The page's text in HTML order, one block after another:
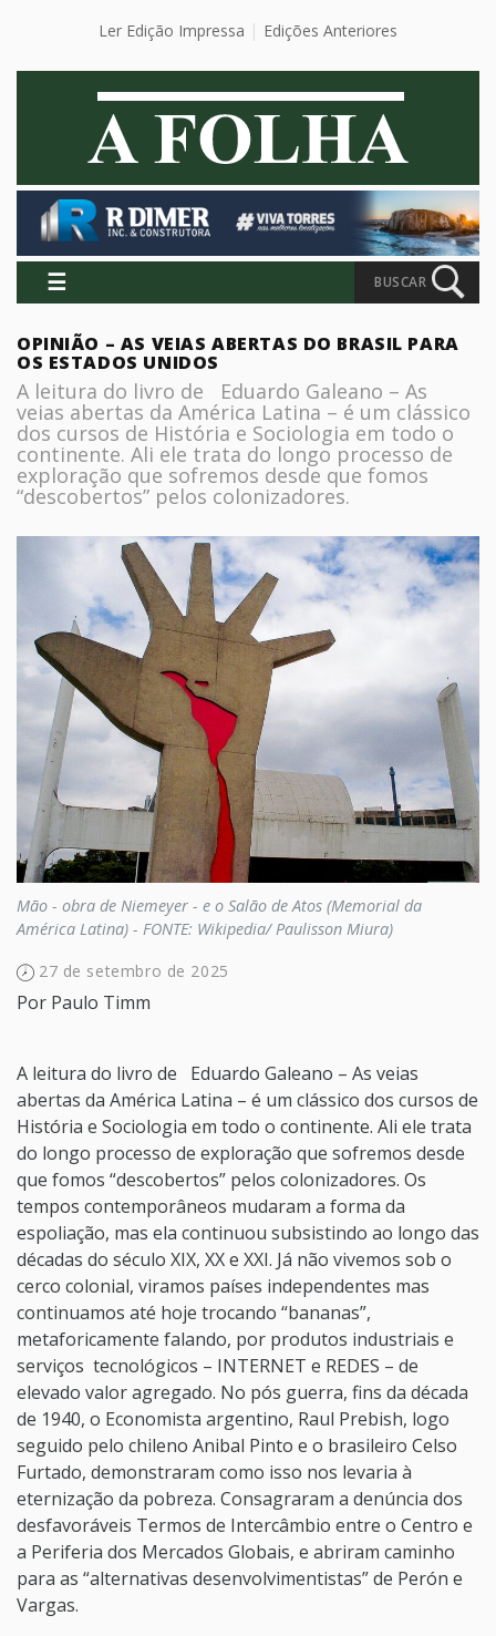
Ler Edição Impressa Edições Anteriores
☰ BUSCAR
OPINIÃO – AS VEIAS ABERTAS DO BRASIL PARA
OS ESTADOS UNIDOS
A leitura do livro de Eduardo Galeano – As
veias abertas da América Latina – é um clássico
dos cursos de História e Sociologia em todo o
continente. Ali ele trata do longo processo de
exploração que sofremos desde que fomos
“descobertos” pelos colonizadores.
Mão - obra de Niemeyer - e o Salão de Atos (Memorial da
América Latina) - FONTE: Wikipedia/ Paulisson Miura)
27 de setembro de 2025
Por Paulo Timm
A leitura do livro de Eduardo Galeano – As veias
abertas da América Latina – é um clássico dos cursos de
História e Sociologia em todo o continente. Ali ele trata
do longo processo de exploração que sofremos desde
que fomos “descobertos” pelos colonizadores. Os
tempos contemporâneos mudaram a forma da
espoliação, mas ela continuou subsistindo ao longo das
décadas do século XIX, XX e XXI. Já não vivemos sob o
cerco colonial, viramos países independentes mas
continuamos até hoje trocando “bananas”,
metaforicamente falando, por produtos industriais e
serviços tecnológicos – INTERNET e REDES – de
elevado valor agregado. No pós guerra, fins da década
de 1940, o Economista argentino, Raul Prebish, logo
seguido pelo chileno Anibal Pinto e o brasileiro Celso
Furtado, demonstraram como isso nos levaria à
eternização da pobreza. Consagraram a denúncia dos
desfavoráveis Termos de Intercâmbio entre o Centro e
a Periferia dos Mercados Globais, e abriram caminho
para as “alternativas desenvolvimentistas” de Perón e
Vargas.